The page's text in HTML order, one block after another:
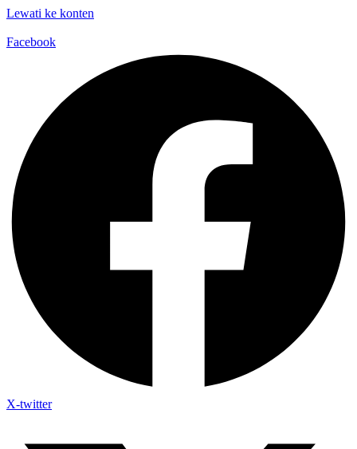
Lewati ke konten
Facebook
X-twitter